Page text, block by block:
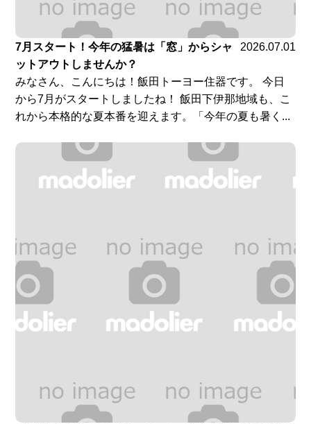
7月スタート！今年の猛暑は「窓」からシャ
ットアウトしませんか？
2026.07.01
みなさん、こんにちは！飯田トーヨー住器です。 今日
から7月がスタートしましたね！ 飯田下伊那地域も、こ
れから本格的な夏本番を迎えます。「今年の夏も暑く...